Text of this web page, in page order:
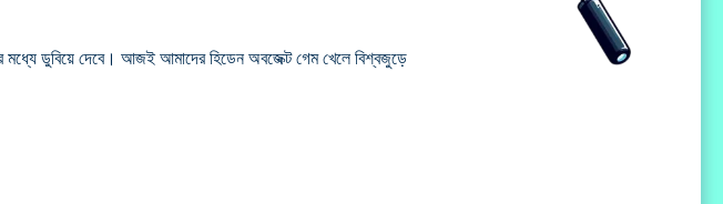
মধ্যে ডুবিয়ে দেবে। আজই আমাদের হিডেন অবজেক্ট গেম খেলে বিশ্বজুড়ে